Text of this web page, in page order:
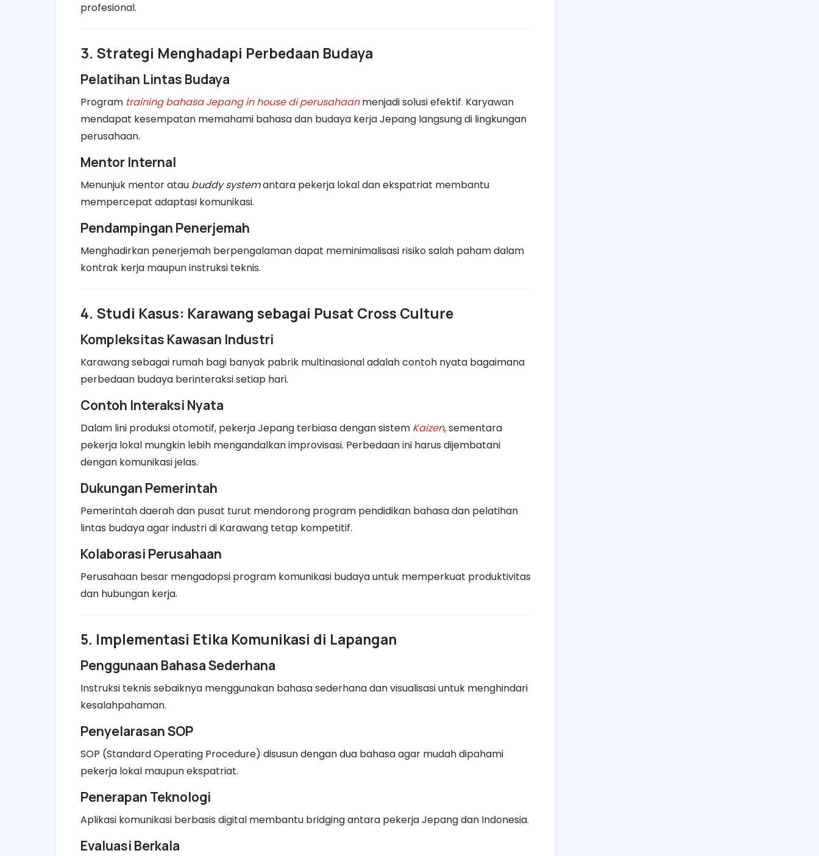
profesional.
3. Strategi Menghadapi Perbedaan Budaya
Pelatihan Lintas Budaya
Program training bahasa Jepang in house di perusahaanmenjadi solusi efektif. Karyawan
mendapat kesempatan memahami bahasa dan budaya kerja Jepang langsung di lingkungan
perusahaan.
Mentor Internal
Menunjuk mentor atau buddy systemantara pekerja lokal dan ekspatriat membantu
mempercepat adaptasi komunikasi.
Pendampingan Penerjemah
Menghadirkan penerjemah berpengalaman dapat meminimalisasi risiko salah paham dalam
kontrak kerja maupun instruksi teknis.
4. Studi Kasus: Karawang sebagai Pusat Cross Culture
Kompleksitas Kawasan Industri
Karawang sebagai rumah bagi banyak pabrik multinasional adalah contoh nyata bagaimana
perbedaan budaya berinteraksi setiap hari.
Contoh Interaksi Nyata
Dalam lini produksi otomotif, pekerja Jepang terbiasa dengan sistem Kaizen, sementara
pekerja lokal mungkin lebih mengandalkan improvisasi. Perbedaan ini harus dijembatani
dengan komunikasi jelas.
Dukungan Pemerintah
Pemerintah daerah dan pusat turut mendorong program pendidikan bahasa dan pelatihan
lintas budaya agar industri di Karawang tetap kompetitif.
Kolaborasi Perusahaan
Perusahaan besar mengadopsi program komunikasi budaya untuk memperkuat produktivitas
dan hubungan kerja.
5. Implementasi Etika Komunikasi di Lapangan
Penggunaan Bahasa Sederhana
Instruksi teknis sebaiknya menggunakan bahasa sederhana dan visualisasi untuk menghindari
kesalahpahaman.
Penyelarasan SOP
SOP (Standard Operating Procedure) disusun dengan dua bahasa agar mudah dipahami
pekerja lokal maupun ekspatriat.
Penerapan Teknologi
Aplikasi komunikasi berbasis digital membantu bridging antara pekerja Jepang dan Indonesia.
Evaluasi Berkala